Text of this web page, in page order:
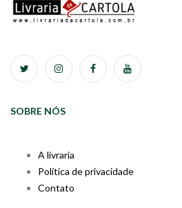
SOBRE NÓS
A livraria
Política de privacidade
Contato